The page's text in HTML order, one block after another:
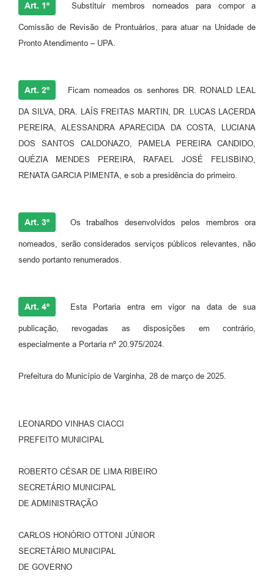
Art. 1º Substituir membros nomeados para compor a
Comissão de Revisão de Prontuários, para atuar na Unidade de
Pronto Atendimento – UPA.
Art. 2º Ficam nomeados os senhores DR. RONALD LEAL
DA SILVA, DRA. LAÍS FREITAS MARTIN, DR. LUCAS LACERDA
PEREIRA, ALESSANDRA APARECIDA DA COSTA, LUCIANA
DOS SANTOS CALDONAZO, PAMELA PEREIRA CANDIDO,
QUÉZIA MENDES PEREIRA, RAFAEL JOSÉ FELISBINO,
RENATA GARCIA PIMENTA, e sob a presidência do primeiro.
Art. 3º Os trabalhos desenvolvidos pelos membros ora
nomeados, serão considerados serviços públicos relevantes, não
sendo portanto renumerados.
Art. 4º Esta Portaria entra em vigor na data de sua
publicação, revogadas as disposições em contrário,
especialmente a Portaria nº 20.975/2024.
Prefeitura do Município de Varginha, 28 de março de 2025.
LEONARDO VINHAS CIACCI
PREFEITO MUNICIPAL
ROBERTO CÉSAR DE LIMA RIBEIRO
SECRETÁRIO MUNICIPAL
DE ADMINISTRAÇÃO
CARLOS HONÓRIO OTTONI JÚNIOR
SECRETÁRIO MUNICIPAL
DE GOVERNO